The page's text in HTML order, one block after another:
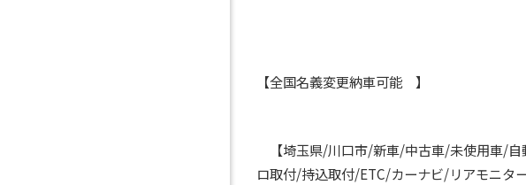
【全国名義変更納車可能 】
【埼玉県/川口市/新車/中古車/未使用車/
ロ取付/持込取付/ETC/カーナビ/リアモニタ